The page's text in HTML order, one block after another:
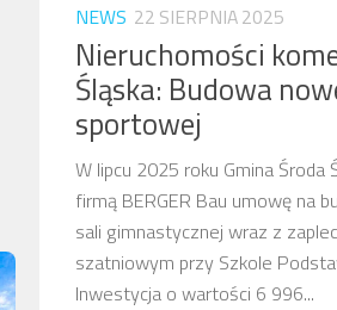
NEWS 22 SIERPNIA 2025
Nieruchomości
Śląska: Budowa
sportowej
W lipcu 2025 roku Gmina Środa
firmą BERGER Bau umowę na
sali gimnastycznej wraz z
szatniowym przy Szkole
Inwestycja o wartości 6 996...